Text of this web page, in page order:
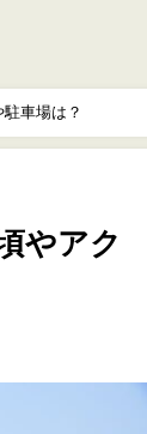
車場は？
やアク